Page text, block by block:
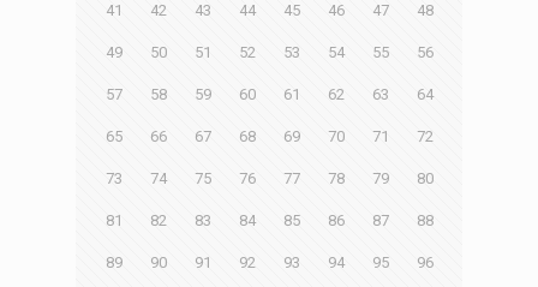
41 42 43 44 45 46 47 48
49 50 51 52 53 54 55 56
57 58 59 60 61 62 63 64
65 66 67 68 69 70 71 72
73 74 75 76 77 78 79 80
81 82 83 84 85 86 87 88
89 90 91 92 93 94 95 96